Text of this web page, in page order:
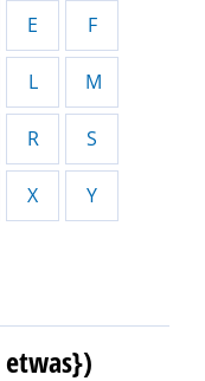
E F
L M
R S
X Y